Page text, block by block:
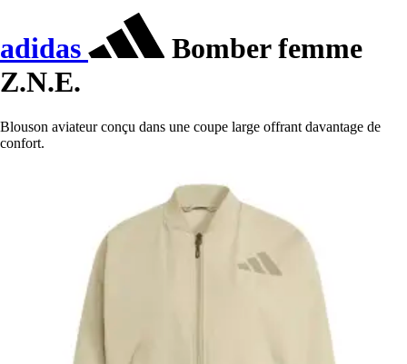
adidas
Bomber femme
Z.N.E.
Blouson aviateur conçu dans une coupe large offrant davantage de
confort.